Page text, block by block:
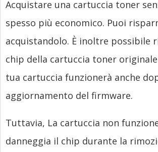
Acquistare una cartuccia toner
spesso più economico. Puoi
acquistandolo. È inoltre possibile
chip della cartuccia toner
tua cartuccia funzionerà anche
aggiornamento del firmware.
Tuttavia, La cartuccia non
danneggia il chip durante la